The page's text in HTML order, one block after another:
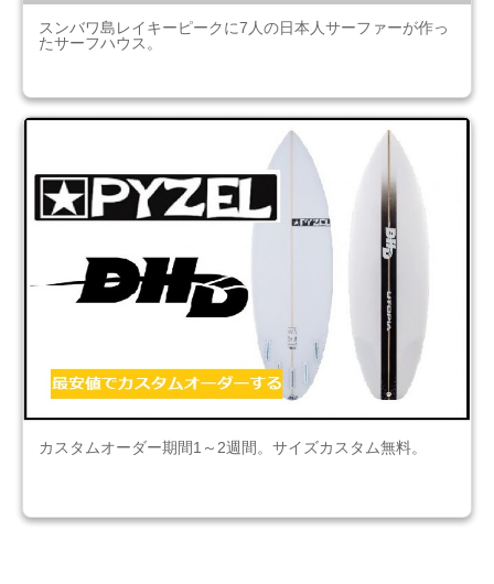
スンバワ島レイキーピークに7人の日本人サーファーが作っ
たサーフハウス。
カスタムオーダー期間1～2週間。サイズカスタム無料。